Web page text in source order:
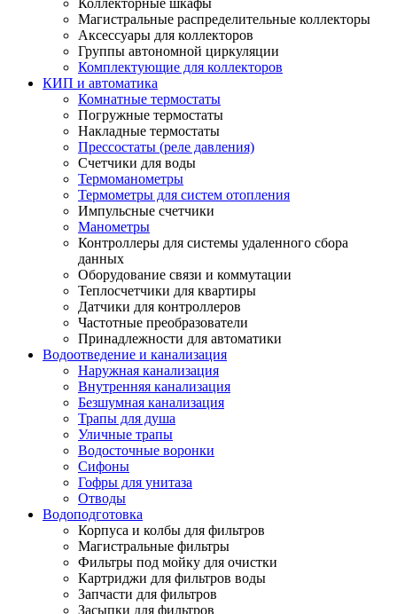
Коллекторные шкафы
Магистральные распределительные коллекторы
Аксессуары для коллекторов
Группы автономной циркуляции
Комплектующие для коллекторов
КИП и автоматика
Комнатные термостаты
Погружные термостаты
Накладные термостаты
Прессостаты (реле давления)
Счетчики для воды
Термоманометры
Термометры для систем отопления
Импульсные счетчики
Манометры
Контроллеры для системы удаленного сбора
данных
Оборудование связи и коммутации
Теплосчетчики для квартиры
Датчики для контроллеров
Частотные преобразователи
Принадлежности для автоматики
Водоотведение и канализация
Наружная канализация
Внутренняя канализация
Безшумная канализация
Трапы для душа
Уличные трапы
Водосточные воронки
Сифоны
Гофры для унитаза
Отводы
Водоподготовка
Корпуса и колбы для фильтров
Магистральные фильтры
Фильтры под мойку для очистки
Картриджи для фильтров воды
Запчасти для фильтров
Засыпки для фильтров